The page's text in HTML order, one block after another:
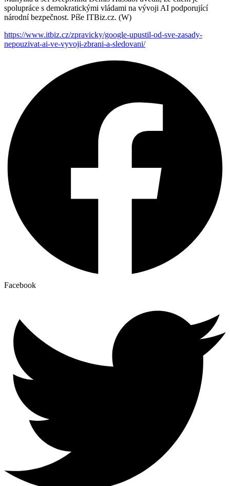
spolupráce s demokratickými vládami na vývoji AI podporující
národní bezpečnost. Píše ITBiz.cz. (W)
https://www.itbiz.cz/zpravicky/google-upustil-od-sve-zasady-
nepouzivat-ai-ve-vyvoji-zbrani-a-sledovani/
Facebook